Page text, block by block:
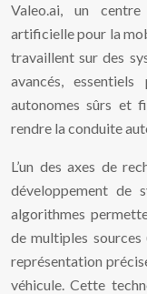
Valeo.ai, un
artificielle pour la
travaillent sur des
avancés,
autonomes sûrs et
rendre la conduite
L’un des axes de
développement de
algorithmes
de multiples sources
représentation
véhicule. Cette